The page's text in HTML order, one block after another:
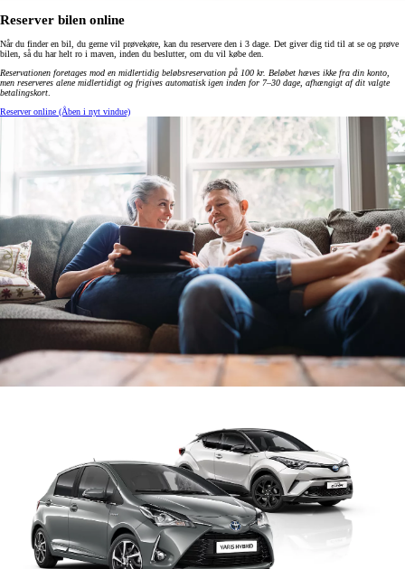
Reserver bilen online
Når du finder en bil, du gerne vil prøvekøre, kan du reservere den i 3 dage. Det giver dig tid til at se og prøve
bilen, så du har helt ro i maven, inden du beslutter, om du vil købe den.
Reservationen foretages mod en midlertidig beløbsreservation på 100 kr. Beløbet hæves ikke fra din konto,
men reserveres alene midlertidigt og frigives automatisk igen inden for 7–30 dage, afhængigt af dit valgte
betalingskort.
Reserver online (Åben i nyt vindue)